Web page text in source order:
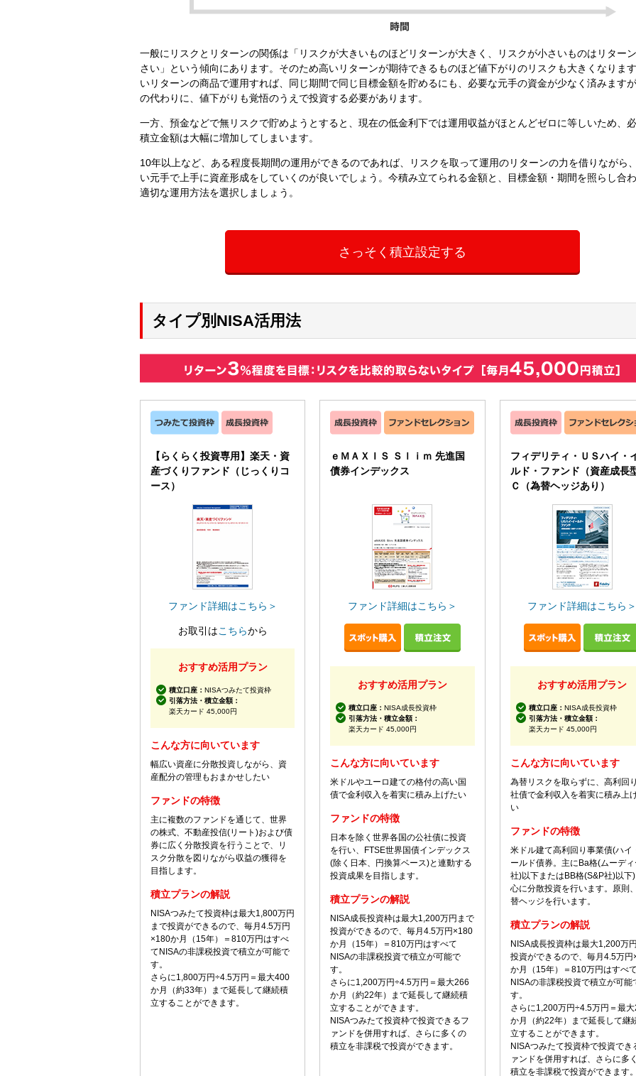
一般にリスクとリターンの関係は「リスクが大きいものほどリターンが大きく、リスクが小さいものはリター
さい」という傾向にあります。そのため高いリターンが期待できるものほど値下がりのリスクも大きくなりま
いリターンの商品で運用すれば、同じ期間で同じ目標金額を貯めるにも、必要な元手の資金が少なく済みます
の代わりに、値下がりも覚悟のうえで投資する必要があります。
一方、預金などで無リスクで貯めようとすると、現在の低金利下では運用収益がほとんどゼロに等しいため、
積立金額は大幅に増加してしまいます。
10年以上など、ある程度長期間の運用ができるのであれば、リスクを取って運用のリターンの力を借りながら
い元手で上手に資産形成をしていくのが良いでしょう。今積み立てられる金額と、目標金額・期間を照らし合わ
適切な運用方法を選択しましょう。
さっそく積立設定する
タイプ別NISA活用法
【らくらく投資専用】楽天・資
産づくりファンド（じっくりコ
ース）
ファンド詳細はこちら＞
お取引はこちらから
おすすめ活用プラン
積立口座： NISAつみたて投資枠
引落方法・積立金額：
楽天カード 45,000円
こんな方に向いています
幅広い資産に分散投資しながら、資
産配分の管理もおまかせしたい
ファンドの特徴
主に複数のファンドを通じて、世界
の株式、不動産投信(リート)および債
券に広く分散投資を行うことで、リ
スク分散を図りながら収益の獲得を
目指します。
積立プランの解説
NISAつみたて投資枠は最大1,800万円
まで投資ができるので、毎月4.5万円
×180か月（15年）＝810万円はすべ
てNISAの非課税投資で積立が可能で
す。
さらに1,800万円÷4.5万円＝最大400
か月（約33年）まで延長して継続積
立することができます。
ｅＭＡＸＩＳ Ｓｌｉｍ 先進国
債券インデックス
ファンド詳細はこちら＞
おすすめ活用プラン
積立口座：NISA成長投資枠
引落方法・積立金額：
楽天カード 45,000円
こんな方に向いています
米ドルやユーロ建ての格付の高い国
債で金利収入を着実に積み上げたい
ファンドの特徴
日本を除く世界各国の公社債に投資
を行い、FTSE世界国債インデックス
(除く日本、円換算ベース)と連動する
投資成果を目指します。
積立プランの解説
NISA成長投資枠は最大1,200万円まで
投資ができるので、毎月4.5万円×180
か月（15年）＝810万円はすべて
NISAの非課税投資で積立が可能で
す。
さらに1,200万円÷4.5万円＝最大266
か月（約22年）まで延長して継続積
立することができます。
NISAつみたて投資枠で投資できるフ
ァンドを併用すれば、さらに多くの
積立を非課税で投資ができます。
フィデリティ・ＵＳハイ・
ルド・ファンド（資産成長
Ｃ（為替ヘッジあり）
ファンド詳細はこちら＞
おすすめ活用プラン
積立口座： NISA成長投資枠
引落方法・積立金額：
楽天カード 45,000円
こんな方に向いています
為替リスクを取らずに、高利回
社債で金利収入を着実に積み上
い
ファンドの特徴
米ドル建て高利回り事業債(ハイ
ールド債券。主にBa格(ムーデ
社)以下またはBB格(S&P社)以下
心に分散投資を行います。原則
替ヘッジを行います。
積立プランの解説
NISA成長投資枠は最大1,200万
投資ができるので、毎月4.5万円
か月（15年）＝810万円はすべて
NISAの非課税投資で積立が可能
す。
さらに1,200万円÷4.5万円＝最
か月（約22年）まで延長して継
立することができます。
NISAつみたて投資枠で投資でき
ァンドを併用すれば、さらに多
積立を非課税で投資ができます。